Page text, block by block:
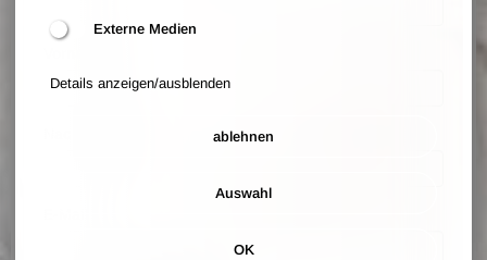
Externe Medien
Details anzeigen/ausblenden
ablehnen
Auswahl
OK